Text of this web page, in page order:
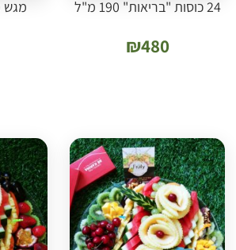
24 כוסות "בריאות" 190 מ"ל
₪480
מגש